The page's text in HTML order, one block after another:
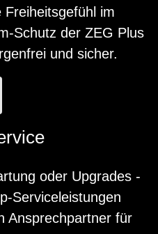
Freiheitsgefühl im
Schutz der ZEG Plus
und sicher.
oder Upgrades -
Serviceleistungen
Ansprechpartner für